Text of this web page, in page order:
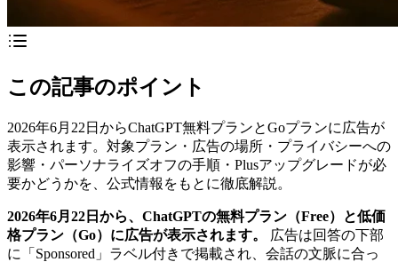
この記事のポイント
2026年6月22日からChatGPT無料プランとGoプランに広告が
表示されます。対象プラン・広告の場所・プライバシーへの
影響・パーソナライズオフの手順・Plusアップグレードが必
要かどうかを、公式情報をもとに徹底解説。
2026年6月22日から、ChatGPTの無料プラン（Free）と低価
格プラン（Go）に広告が表示されます。
広告は回答の下部
に「Sponsored」ラベル付きで掲載され、会話の文脈に合っ